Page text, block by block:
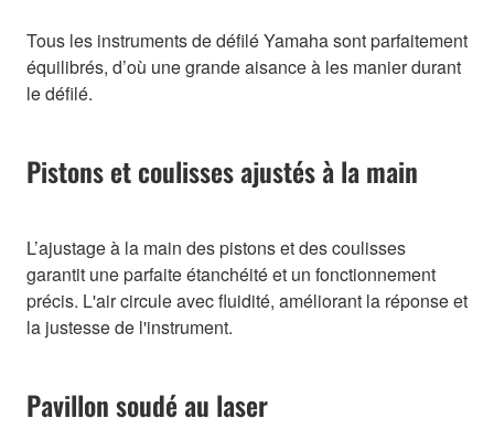
Tous les instruments de défilé Yamaha sont parfaitement
équilibrés, d’où une grande aisance à les manier durant
le défilé.
Pistons et coulisses ajustés à la main
L’ajustage à la main des pistons et des coulisses
garantit une parfaite étanchéité et un fonctionnement
précis. L'air circule avec fluidité, améliorant la réponse et
la justesse de l'instrument.
Pavillon soudé au laser